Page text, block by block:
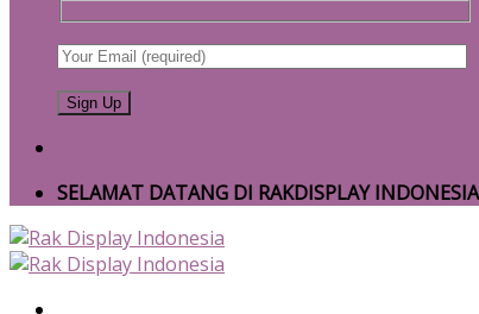
SELAMAT DATANG DI RAKDISPLAY INDONESIA